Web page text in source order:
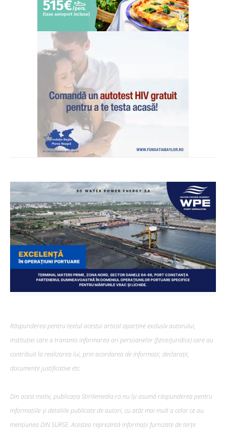
Răspunderea pentru textul acestui articol aparține exclusiv autorului,
instituției care a transmis informarea ori persoanelor (fizice/juridice) care au
contribuit la realizarea lui, prin acordarea de informații, declarații,
documente justificative etc.
Din acest motiv, publicația Stirilemedia.ro nu își asumă răspunderea pentru
informațiile și detaliile publicate de autori, cu atât mai mult a celor ce au
mențiunea DIN SURSE. Acestea reprezintă informații furnizate de terțe